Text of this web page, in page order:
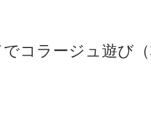
でコラージュ遊び